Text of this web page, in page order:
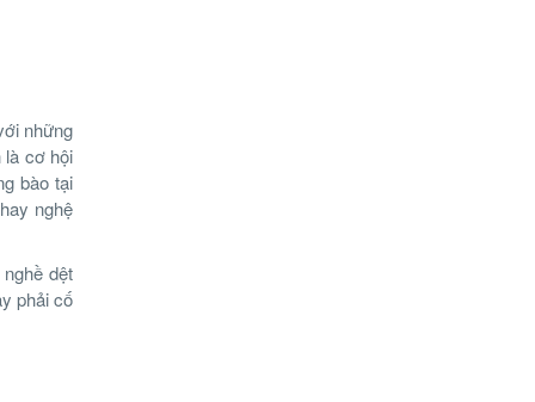
những
là cơ hội
bào tại
nghệ
dệt
phải cố